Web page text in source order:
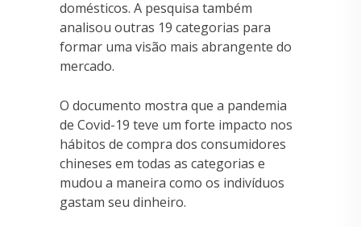
domésticos. A pesquisa também
analisou outras 19 categorias para
formar uma visão mais abrangente do
mercado.
O documento mostra que a pandemia
de Covid-19 teve um forte impacto nos
hábitos de compra dos consumidores
chineses em todas as categorias e
mudou a maneira como os indivíduos
gastam seu dinheiro.